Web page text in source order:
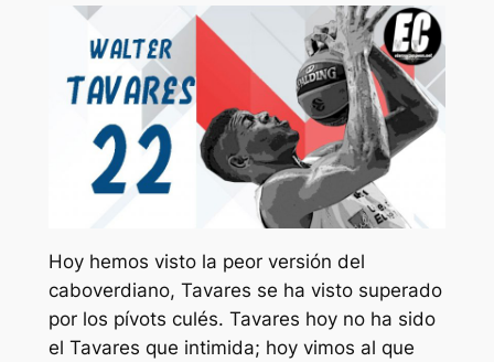
Hoy hemos visto la peor versión del
caboverdiano, Tavares se ha visto superado
por los pívots culés. Tavares hoy no ha sido
el Tavares que intimida; hoy vimos al que